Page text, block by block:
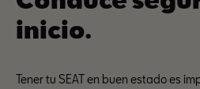
inicio.
Tener tu SEAT en buen estado es